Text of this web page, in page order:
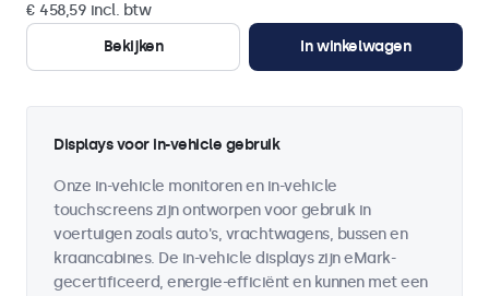
€ 458,59 incl. btw
Bekijken
In winkelwagen
Displays voor in-vehicle gebruik
Onze in-vehicle monitoren en in-vehicle
touchscreens zijn ontworpen voor gebruik in
voertuigen zoals auto's, vrachtwagens, bussen en
kraancabines. De in-vehicle displays zijn eMark-
gecertificeerd, energie-efficiënt en kunnen met een